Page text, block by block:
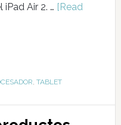
Air 2. … [Read
, TABLET